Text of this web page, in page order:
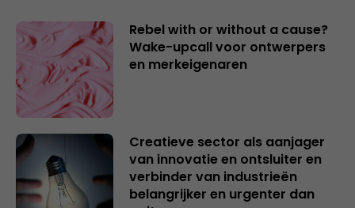
Rebel with or without a cause?
Wake-upcall voor ontwerpers
en merkeigenaren
Creatieve sector als aanjager
van innovatie en ontsluiter en
verbinder van industrieën
belangrijker en urgenter dan